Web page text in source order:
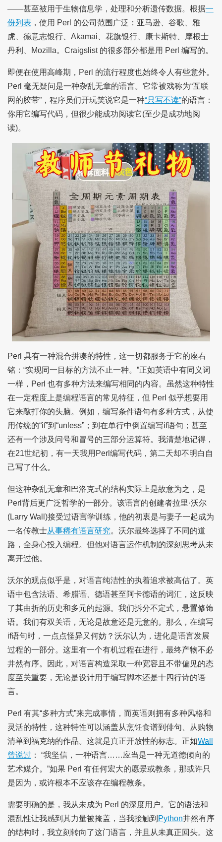
——甚至被用于生物信息学，处理和分析遗传数据。根据一
份列表 ，使用 Perl 的公司范围广泛：亚马逊、谷歌、雅
虎、德意志银行、Akamai、花旗银行、康卡斯特、摩根士
丹利、Mozilla。Craigslist 的很多部分都是用 Perl 编写的。
即便在使用高峰期，Perl 的流行程度也始终令人有些意外。
Perl 毫无疑问是一种杂乱无章的语言。它常被戏称为“互联
网的胶带”，程序员们开玩笑说它是一种“只写不读”的语言：
你用它编写代码，但很少能成功阅读它(至少是成功地阅
读)。
Perl 具有一种混合拼凑的特性，这一切都服务于它的座右
铭：“实现同一目标的方法不止一种。”正如英语中有同义词
一样，Perl 也有多种方法来编写相同的内容。虽然这种特性
在一定程度上是编程语言的常见特征，但 Perl 似乎想要用
它来敲打你的头脑。例如，编写条件语句有多种方式，从使
用传统的“if”到“unless”；到在单行中倒置编写if语句；甚至
还有一个涉及问号和冒号的三部分运算符。我清楚地记得，
在21世纪初，有一天我用Perl编写代码，第二天却不明白自
己写了什么。
但这种杂乱无章和巴洛克式的结构实际上是故意为之，是
Perl背后更广泛哲学的一部分。该语言的创建者拉里·沃尔
(Larry Wall)接受过语言学训练，他的初衷是与妻子一起成为
一名传教士从事稀有语言研究。沃尔最终选择了不同的道
路，全身心投入编程。但他对语言运作机制的深刻思考从未
离开过他。
沃尔的观点似乎是，对语言纯洁性的执着追求被高估了。英
语中包含法语、希腊语、德语甚至阿卡德语的词汇，这反映
了其曲折的历史和多元的起源。我们拆分不定式，悬置修饰
语。我们有双关语，无论是故意还是无意的。那么，在编写
if语句时，一点点怪异又何妨？沃尔认为，进化是语言发展
过程的一部分。这里有一个有机过程在进行，最终产物不必
井然有序。因此，对语言构造采取一种宽容且不带偏见的态
度至关重要，无论是设计用于编写脚本还是十四行诗的语
言。
Perl 有其“多种方式”来完成事情，而英语则拥有多种风格和
灵活的特性，这种特性可以涵盖从烹饪食谱到俳句、从购物
清单到福克纳的作品。这就是真正开放性的标志。正如Wall
曾说过 ： “我坚信，一种语言……应当是一种无道德倾向的
艺术媒介。”如果 Perl 有任何宏大的愿景或教条，那或许只
是因为，或许根本不应该存在编程教条。
需要明确的是，我从未成为 Perl 的深度用户。它的语法和
混乱性让我感到其力量被掩盖，当我接触到 Python井然有序
的结构时，我立刻转向了这门语言，并且从未真正回头。这